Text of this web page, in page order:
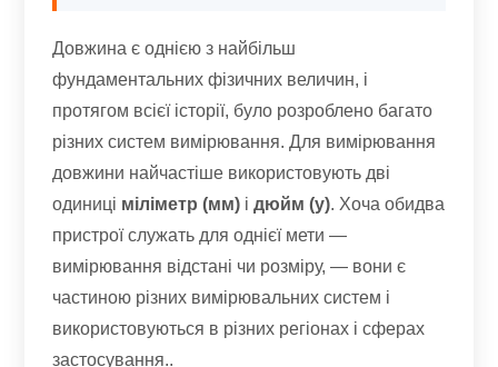
Довжина є однією з найбільш
фундаментальних фізичних величин, і
протягом всієї історії, було розроблено багато
різних систем вимірювання. Для вимірювання
довжини найчастіше використовують дві
одиниці міліметр (мм) ідюйм (у). Хоча обидва
пристрої служать для однієї мети —
вимірювання відстані чи розміру, — вони є
частиною різних вимірювальних систем і
використовуються в різних регіонах і сферах
застосування..